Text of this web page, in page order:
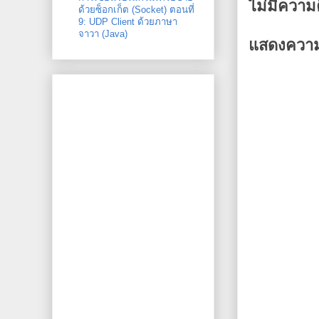
ไม่มีควา
แสดงคว
ด้วยซ็อกเก็ต (Socket) ตอนที่
9: UDP Client ด้วยภาษา
จาวา (Java)